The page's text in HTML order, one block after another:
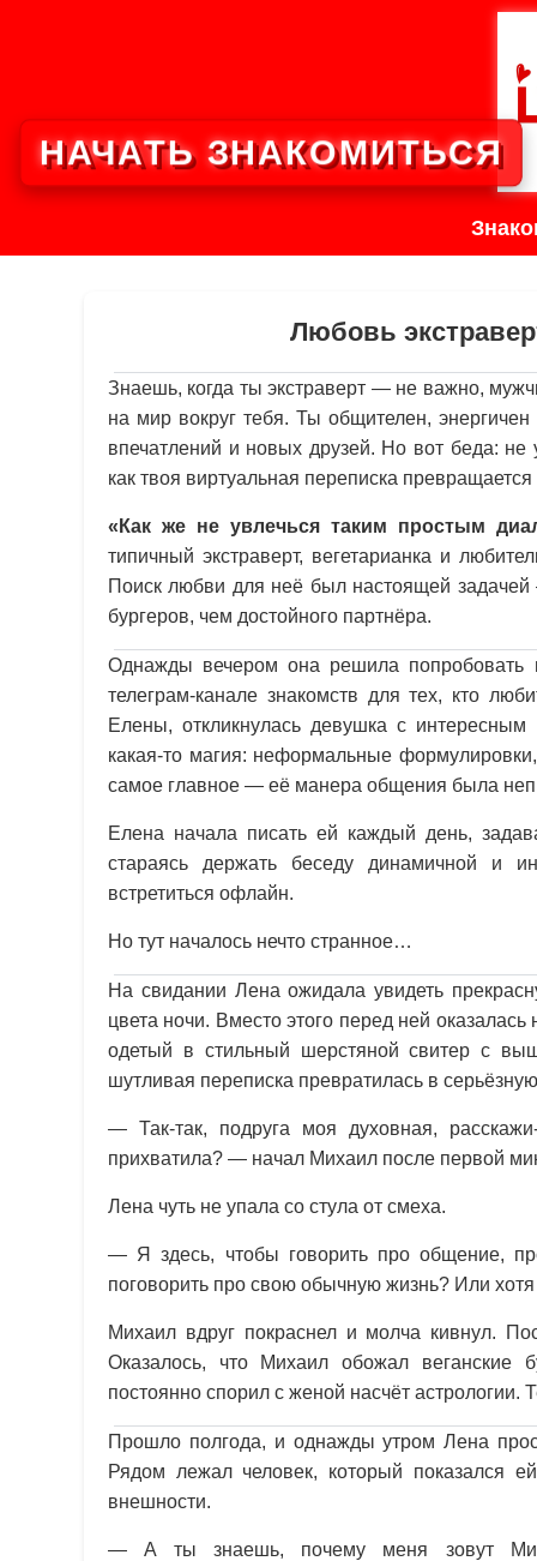
Любовь
Знаешь, когда ты экстраверт — не важно,
на мир вокруг тебя. Ты общителен,
впечатлений и новых друзей. Но вот беда:
как твоя виртуальная переписка
«Как же не увлечься таким простым
типичный экстраверт, вегетарианка и
Поиск любви для неё был настоящей
бургеров, чем достойного партнёра.
Однажды вечером она решила попробовать
телеграм-канале знакомств для тех, кто
Елены, откликнулась девушка с
какая-то магия: неформальные
самое главное — её манера общения была
Елена начала писать ей каждый день,
стараясь держать беседу динамичной и
встретиться офлайн.
Но тут началось нечто странное…
На свидании Лена ожидала увидеть
цвета ночи. Вместо этого перед ней
одетый в стильный шерстяной свитер с
шутливая переписка превратилась в
— Так-так, подруга моя духовная,
прихватила? — начал Михаил после первой
Лена чуть не упала со стула от смеха.
— Я здесь, чтобы говорить про общение,
поговорить про свою обычную жизнь? Или
Михаил вдруг покраснел и молча кивнул.
Оказалось, что Михаил обожал веганские
постоянно спорил с женой насчёт
Прошло полгода, и однажды утром Лена
Рядом лежал человек, который показался
внешности.
— А ты знаешь, почему меня зовут
НАЧАТЬ ЗНАКОМИТЬСЯ